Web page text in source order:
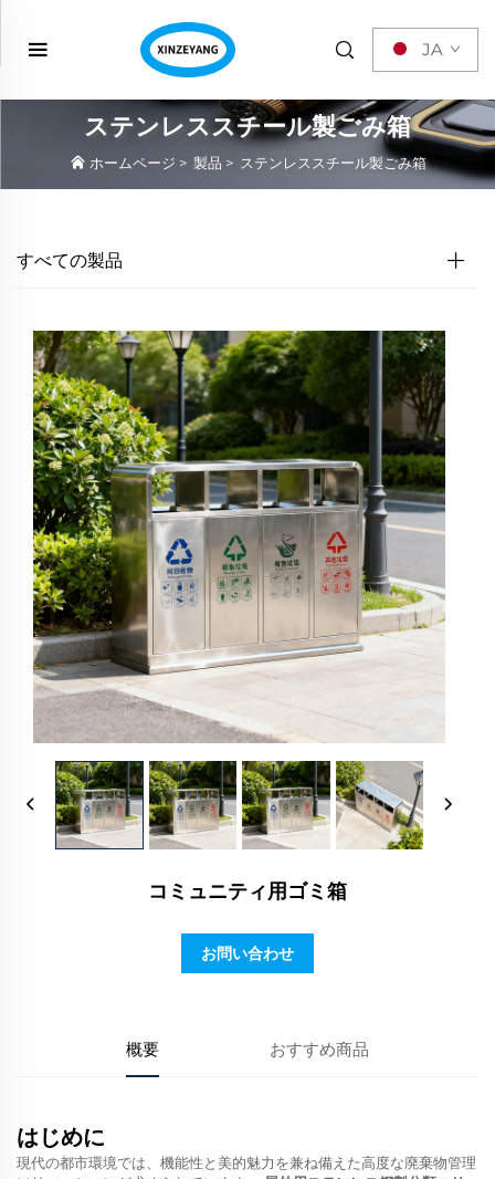
JA
ステンレススチール製ごみ箱
ホームページ > 製品 > ステンレススチール製ごみ箱
すべての製品
コミュニティ用ゴミ箱
お問い合わせ
概要 おすすめ商品
はじめに
現代の都市環境では、機能性と美的魅力を兼ね備えた高度な廃棄物管理